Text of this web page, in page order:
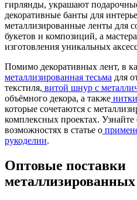
гирлянды, украшают
декоративные банты для
металлизированные ленты для
букетов и композиций, а
изготовления уникальных
Помимо декоративных лент, в
металлизированная тесьма для
текстиля, витой шнур с
объёмного декора, а также
которые сочетаются с
комплексных проектах.
возможностях в статье о
рукоделии.
Оптовые поставки